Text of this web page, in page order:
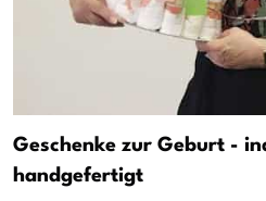
Geschenke zur Geburt -
handgefertigt